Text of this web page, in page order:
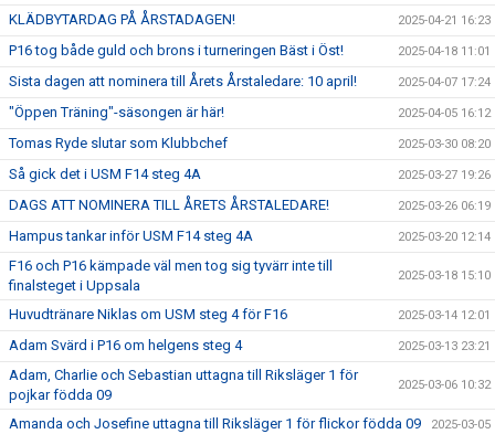
KLÄDBYTARDAG PÅ ÅRSTADAGEN! 2025-04-21 16:23
P16 tog både guld och brons i turneringen Bäst i Öst! 2025-04-18 11:01
Sista dagen att nominera till Årets Årstaledare: 10 april! 2025-04-07 17:24
"Öppen Träning"-säsongen är här! 2025-04-05 16:12
Tomas Ryde slutar som Klubbchef 2025-03-30 08:20
Så gick det i USM F14 steg 4A 2025-03-27 19:26
DAGS ATT NOMINERA TILL ÅRETS ÅRSTALEDARE! 2025-03-26 06:19
Hampus tankar inför USM F14 steg 4A 2025-03-20 12:14
F16 och P16 kämpade väl men tog sig tyvärr inte till
finalsteget i Uppsala
2025-03-18 15:10
Huvudtränare Niklas om USM steg 4 för F16 2025-03-14 12:01
Adam Svärd i P16 om helgens steg 4 2025-03-13 23:21
Adam, Charlie och Sebastian uttagna till Riksläger 1 för
pojkar födda 09
2025-03-06 10:32
Amanda och Josefine uttagna till Riksläger 1 för flickor födda 09 2025-03-05